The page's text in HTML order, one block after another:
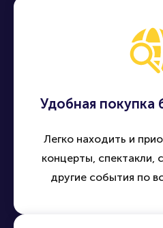
Удобная покупка
Легко находить и
концерты, спектакли,
другие события по